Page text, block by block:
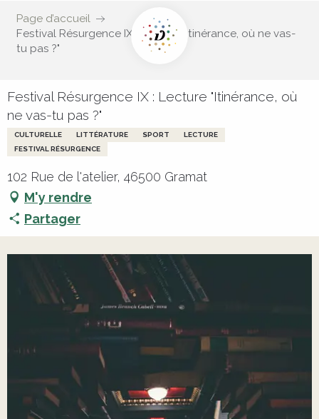
Page d’accueil
Festival Résurgence IX : Lecture "Itinérance, où ne vas-
tu pas ?"
Festival Résurgence IX : Lecture "Itinérance, où
ne vas-tu pas ?"
CULTURELLE LITTÉRATURE SPORT
LECTURE
FESTIVAL RÉSURGENCE
102 Rue de l'atelier, 46500 Gramat
M'y rendre
Partager